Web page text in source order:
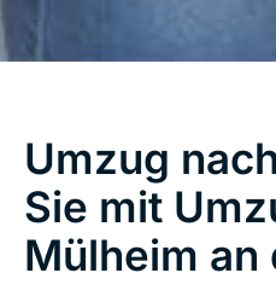
Umzug
Sie mit
Mülheim an